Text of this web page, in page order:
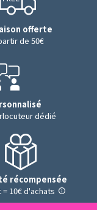
offerte
de 50€
dédié
récompensée
= 10€ d'achats